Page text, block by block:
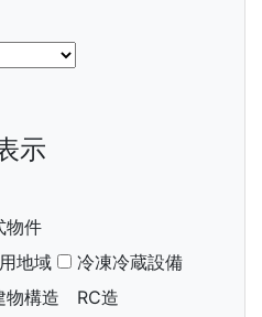
示
物件
地域
冷凍冷蔵設備
物構造 RC造